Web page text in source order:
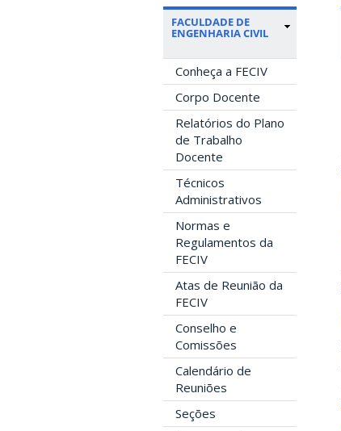
FACULDADE DE
ENGENHARIA CIVIL
Conheça a FECIV
Corpo Docente
Relatórios do Plano
de Trabalho
Docente
Técnicos
Administrativos
Normas e
Regulamentos da
FECIV
Atas de Reunião da
FECIV
Conselho e
Comissões
Calendário de
Reuniões
Seções